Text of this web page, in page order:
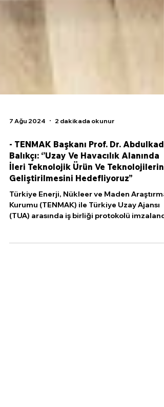
7 Ağu 2024 2 dakikada okunur
- TENMAK Başkanı Prof. Dr.
Balıkçı: ‘’Uzay Ve Havacılık Alanında
İleri Teknolojik Ürün Ve Teknolojilerin
Geliştirilmesini Hedefliyoruz”
Türkiye Enerji, Nükleer ve Maden Araştırma
(TUA) arasında iş birliği protokolü